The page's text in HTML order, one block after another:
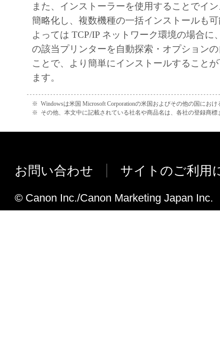
illegal by any court or tribunal of competent
section shall be null and void with respect to
that court or tribunal and all the remaining
remain in full force and effect.
11. ACKNOWLEDGEMENT
BY CLICKING THE BUTTON INDICATING
ACCEPTANCE AS STATED BELOW OR
SOFTWARE, YOU ACKNOWLEDGE
COMPLETE AND EXCLUSIVE
CONCERNING THE SUBJECT MATTER
SUPERSEDES ALL PROP OS ALS OR
また、インストーラーを使用することでイ
簡略化し、複数機種の一括インストールも
よっては TCP/IP ネットワーク環境の場合に
の該当プリンターを自動探索・オプション
ことで、より簡単にインストールすること
ます。
※ Windowsは米国 Microsoft Corporationの米国およびその他の国にお
※ その他、本文中に記載されている社名や商品名は、各社の登録商標
お問い合わせ サイトのご利用
© Canon Inc./Canon Marketing Japan Inc.